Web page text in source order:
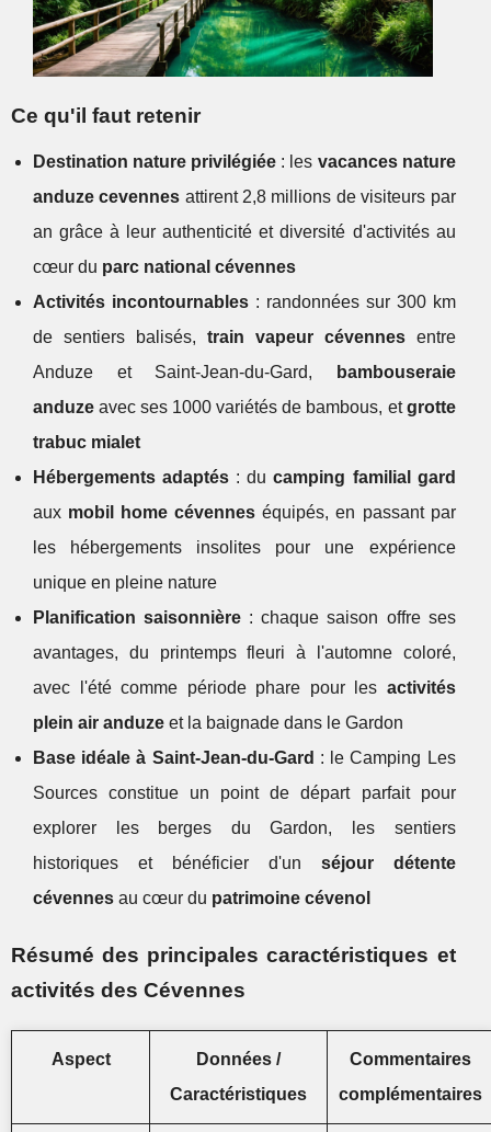
Ce qu'il faut retenir
Destination nature privilégiée : les vacances nature
anduze cevennes attirent 2,8 millions de visiteurs par
an grâce à leur authenticité et diversité d'activités au
cœur du parc national cévennes
Activités incontournables: randonnées sur 300 km
de sentiers balisés, train vapeur cévennesentre
Anduze et Saint-Jean-du-Gard,
bambouseraie
anduze avec ses 1000 variétés de bambous, etgrotte
trabuc mialet
Hébergements adaptés : ducamping familial gard
aux mobil home cévennes équipés, en passant par
les hébergements insolites pour une expérience
unique en pleine nature
Planification saisonnière : chaque saison offre ses
avantages, du printemps fleuri à l'automne coloré,
avec l'été comme période phare pour les activités
plein air anduze et la baignade dans le Gardon
Base idéale à Saint-Jean-du-Gard : le Camping Les
Sources constitue un point de départ parfait pour
explorer les berges du Gardon, les sentiers
historiques et bénéficier d'un séjour détente
cévennes au cœur du patrimoine cévenol
Résumé des principales caractéristiques et
activités des Cévennes
Aspect
Données /
Caractéristiques
Commentaires
complémentaires